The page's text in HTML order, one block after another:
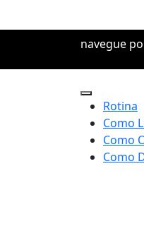
navegue
Rotina
Como
Como
Como